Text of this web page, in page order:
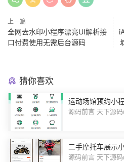
上一篇
全网去水印小程序漂亮UI解析接
口付费使用无需后台源码
猜你喜欢
运动场馆预约小
态羽毛球健身房
源码前言 天下源
二手摩托车展示
管理摩托车信息
源码前言 天下源